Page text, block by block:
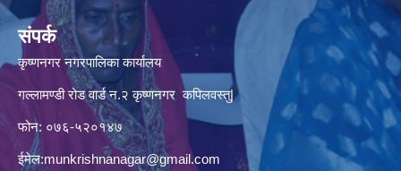
संपर्क
कृष्णनगर नगरपालिका कार्यालय
गल्लामण्डी रोड वार्ड न.२ कृष्णनगर कपिलवस्तु|
फोन: ०७६-५२०१४७
ईमेल:munkrishnanagar@gmail.com